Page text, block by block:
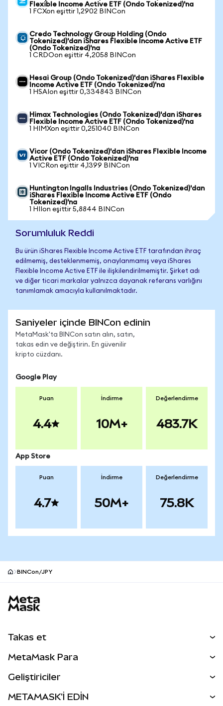
Flexible Income Active ETF (Ondo Tokenized)'na
1 FCXon eşittir 1,2902 BINCon
Credo Technology Group Holding (Ondo
Tokenized)'dan iShares Flexible Income Active ETF
(Ondo Tokenized)'na
1 CRDOon eşittir 4,2058 BINCon
Hesai Group (Ondo Tokenized)'dan iShares Flexible
Income Active ETF (Ondo Tokenized)'na
1 HSAIon eşittir 0,334843 BINCon
Himax Technologies (Ondo Tokenized)'dan iShares
Flexible Income Active ETF (Ondo Tokenized)'na
1 HIMXon eşittir 0,251040 BINCon
Vicor (Ondo Tokenized)'dan iShares Flexible Income
Active ETF (Ondo Tokenized)'na
1 VICRon eşittir 4,1399 BINCon
Huntington Ingalls Industries (Ondo Tokenized)'dan
iShares Flexible Income Active ETF (Ondo
Tokenized)'na
1 HIIon eşittir 5,8844 BINCon
Sorumluluk Reddi
Bu ürün iShares Flexible Income Active ETF tarafından ihraç
edilmemiş, desteklenmemiş, onaylanmamış veya iShares
Flexible Income Active ETF ile ilişkilendirilmemiştir. Şirket adı
ve diğer ticari markalar yalnızca dayanak referans varlığını
tanımlamak amacıyla kullanılmaktadır.
Saniyeler içinde BINCon edinin
MetaMask'ta BINCon satın alın, satın,
takas edin ve değiştirin. En güvenilir
kripto cüzdanı.
Google Play
Puan
4.4
İndirme
10M+
Değerlendirme
483.7K
App Store
Puan
4.7
İndirme
50M+
Değerlendirme
75.8K
BINCon/JPY
Takas et
Perps
RWA'lar
MetaMask Para
Geliştiriciler
METAMASK'İ EDİN